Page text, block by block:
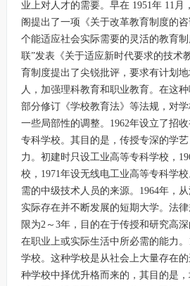
业上对人才的需要。早在 1951年 11月
阁提出了一项《关于改革教育制度的
个能适应社会实际需要的灵活的教育制
联”发表《关于适应新时代要求的技术
育制度提出了尖锐批评，要求有计划
人，加强理科教育和职业教育。在这
部分修订《学校教育法》等法规，对
一些局部性的调整。1962年设立了招
专科学校。其目的是，传授专深的学
力。初建时只设工业高等专科学校，
校，1971年设无线电工业高等专科学
需的中级技术人员的来源。1964年，
实际存在并不断发展的短期大学。法
限为2～3年，目的在于传授和研究高
在职业上或实际生活中所必需的能力
学校。这种学校是从社会上大量存在
种学校中择优升格而来的，其目的是